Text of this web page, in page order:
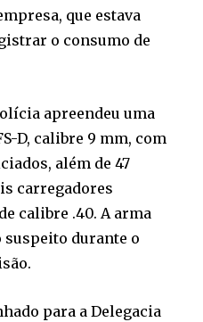
que estava
o consumo de
apreendeu uma
D, calibre 9 mm, com
além de 47
carregadores
calibre .40. A arma
durante o
para a Delegacia